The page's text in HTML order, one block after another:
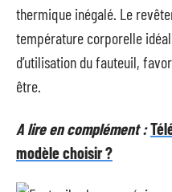
thermique inégalé. Le
température corporelle
d’utilisation du fauteuil,
être.
A lire en complément :
modèle choisir ?